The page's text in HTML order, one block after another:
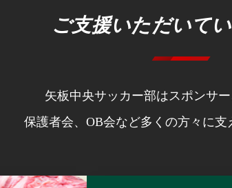
ご支援いただいて
矢板中央サッカー部はスポンサー
保護者会、OB会など多くの方々に支